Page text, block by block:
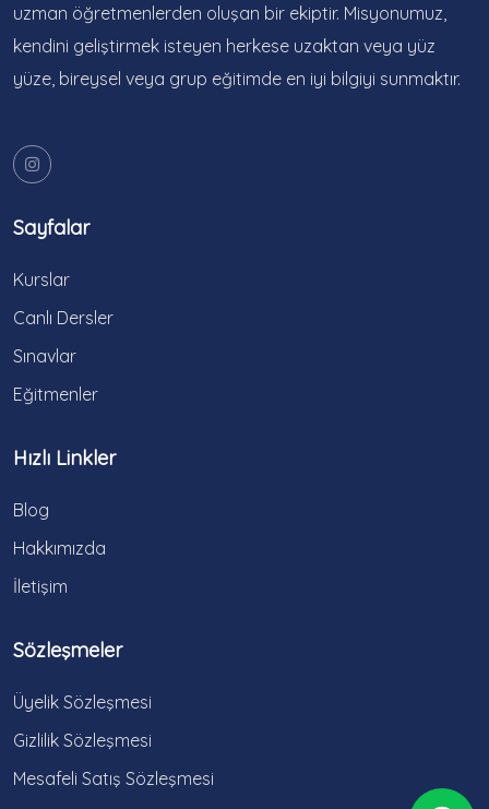
uzman öğretmenlerden oluşan bir ekiptir. Misyonumuz,
kendini geliştirmek isteyen herkese uzaktan veya yüz
yüze, bireysel veya grup eğitimde en iyi bilgiyi sunmaktır.
Sayfalar
Kurslar
Canlı Dersler
Sınavlar
Eğitmenler
Hızlı Linkler
Blog
Hakkımızda
İletişim
Sözleşmeler
Üyelik Sözleşmesi
Gizlilik Sözleşmesi
Mesafeli Satış Sözleşmesi